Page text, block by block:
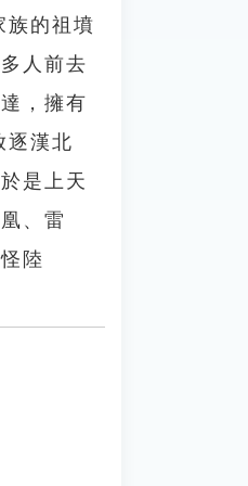
族的祖墳
人前去
，擁有
逐漢北
是上天
、雷
陸